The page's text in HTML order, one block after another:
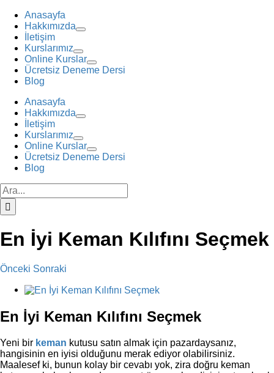
Anasayfa
Hakkımızda
İletişim
Kurslarımız
Online Kurslar
Ücretsiz Deneme Dersi
Blog
Anasayfa
Hakkımızda
İletişim
Kurslarımız
Online Kurslar
Ücretsiz Deneme Dersi
Blog
Ara:
En İyi Keman Kılıfını Seçmek
Önceki Sonraki
View
Image
En İyi Keman Kılıfını Seçmek
Yeni bir keman kutusu satın almak için pazardaysanız,
hangisinin en iyisi olduğunu merak ediyor olabilirsiniz.
Maalesef ki, bunun kolay bir cevabı yok, zira doğru keman